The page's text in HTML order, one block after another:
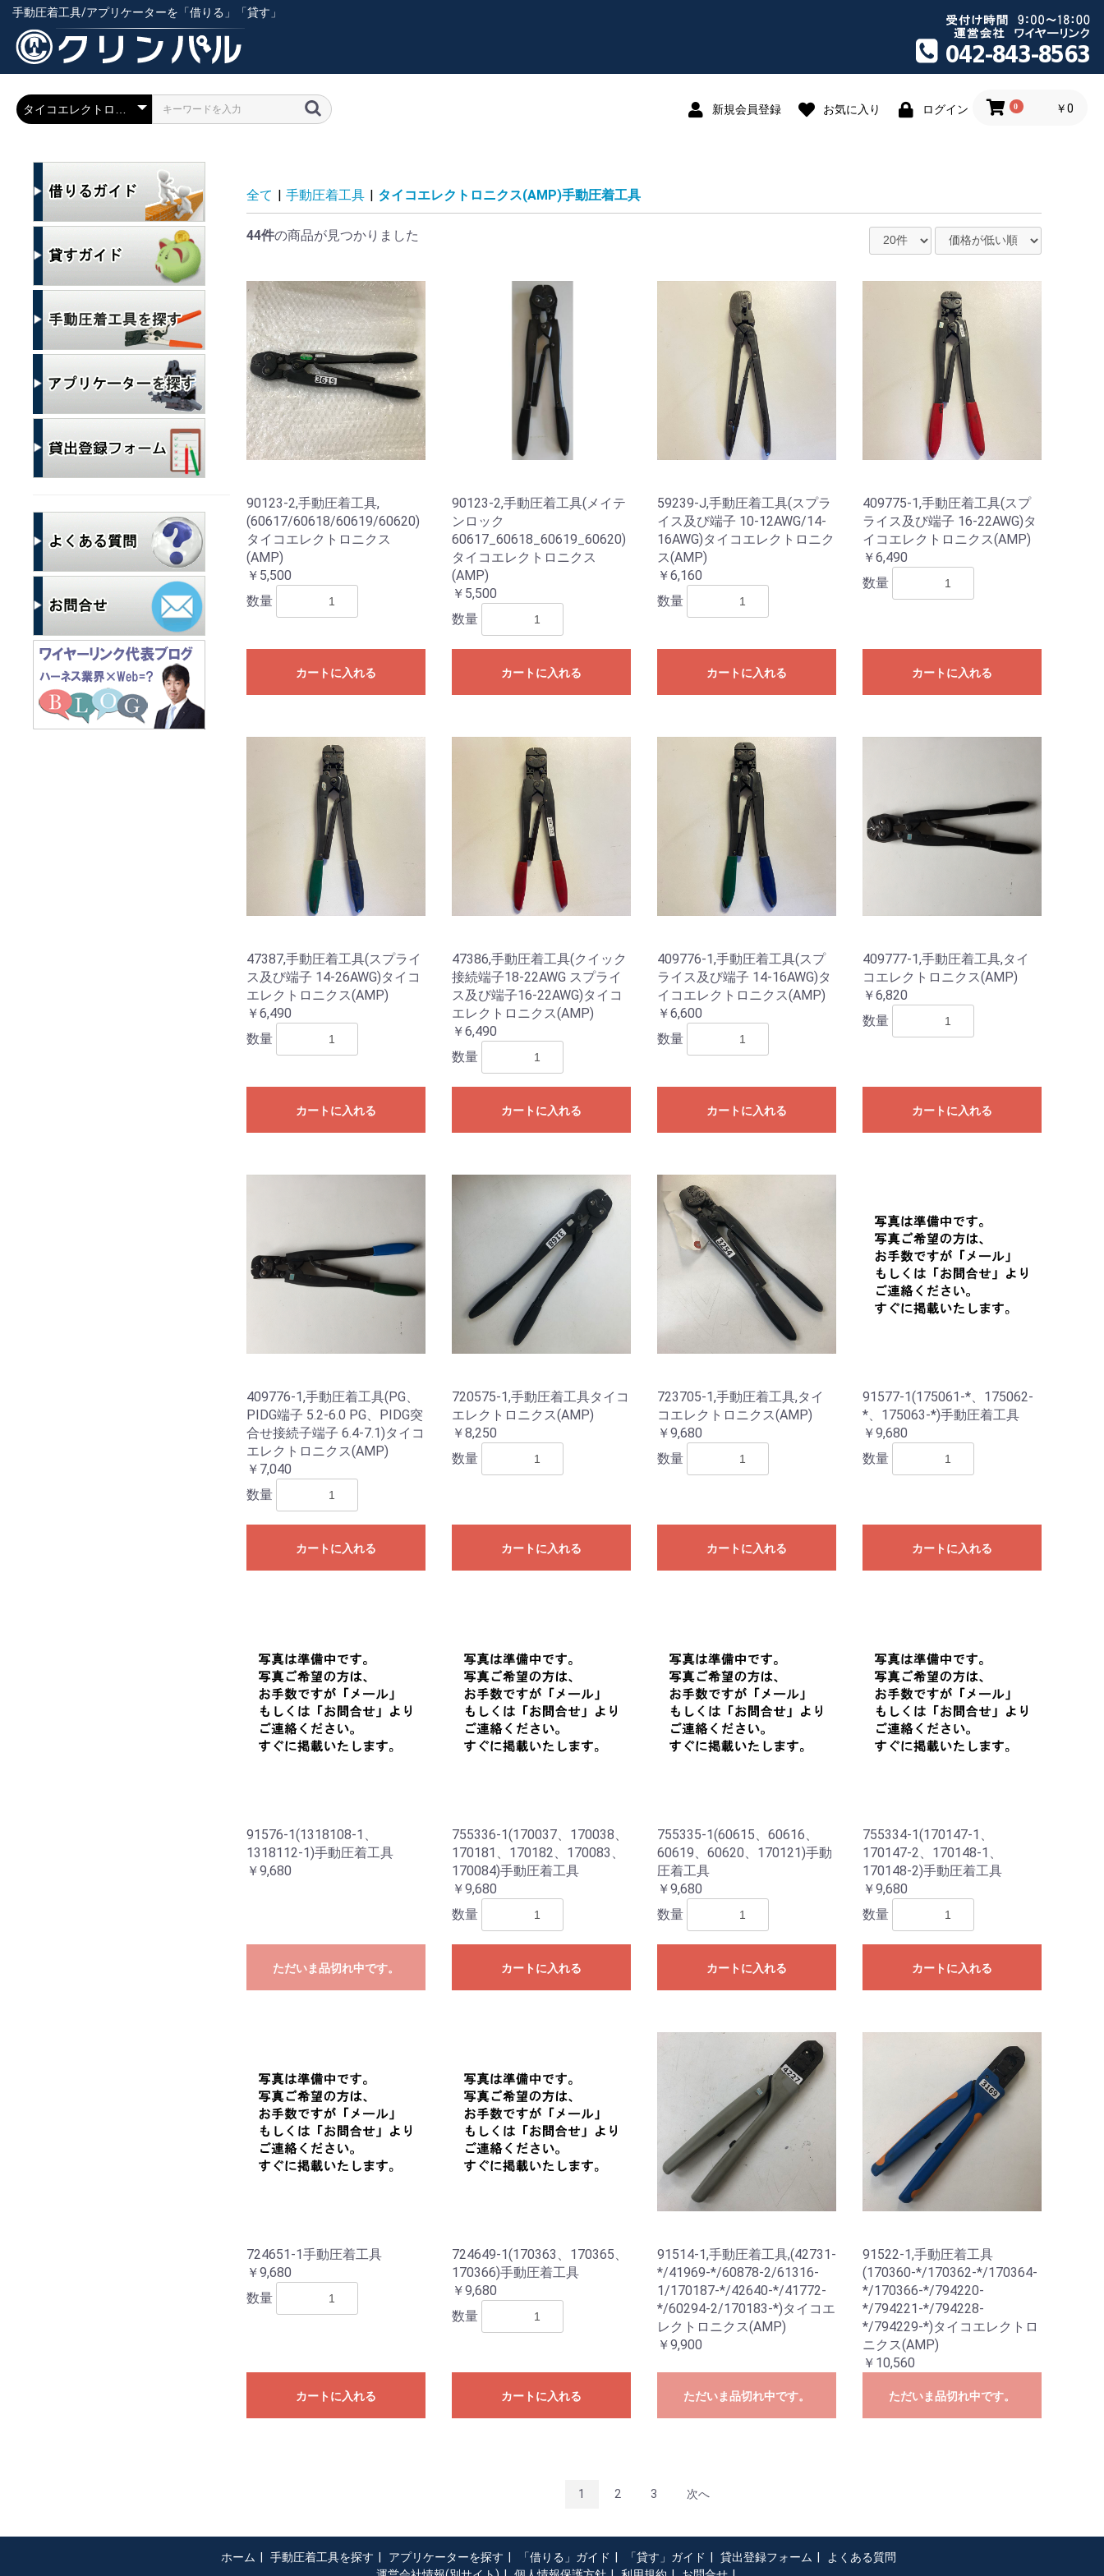
手動圧着工具/アプリケーターを「借りる」「貸す」
新規会員登録 お気に入り ログイン 0 ￥0
全て | 手動圧着工具 | タイコエレクトロニクス(AMP)手動圧着工具
44件の商品が見つかりました
90123-2,手動圧着工具,
(60617/60618/60619/60620)
タイコエレクトロニクス
(AMP)
￥5,500
数量
カートに入れる
90123-2,手動圧着工具(メイテ
ンロック
60617_60618_60619_60620)
タイコエレクトロニクス
(AMP)
￥5,500
数量
カートに入れる
59239-J,手動圧着工具(スプラ
イス及び端子 10-12AWG/14-
16AWG)タイコエレクトロニク
ス(AMP)
￥6,160
数量
カートに入れる
409775-1,手動圧着工具(スプ
ライス及び端子 16-22AWG)タ
イコエレクトロニクス(AMP)
￥6,490
数量
カートに入れる
47387,手動圧着工具(スプライ
ス及び端子 14-26AWG)タイコ
エレクトロニクス(AMP)
￥6,490
数量
カートに入れる
47386,手動圧着工具(クイック
接続端子18-22AWG スプライ
ス及び端子16-22AWG)タイコ
エレクトロニクス(AMP)
￥6,490
数量
カートに入れる
409776-1,手動圧着工具(スプ
ライス及び端子 14-16AWG)タ
イコエレクトロニクス(AMP)
￥6,600
数量
カートに入れる
409777-1,手動圧着工具,タイ
コエレクトロニクス(AMP)
￥6,820
数量
カートに入れる
409776-1,手動圧着工具(PG、
PIDG端子 5.2-6.0 PG、PIDG突
合せ接続子端子 6.4-7.1)タイコ
エレクトロニクス(AMP)
￥7,040
数量
カートに入れる
720575-1,手動圧着工具タイコ
エレクトロニクス(AMP)
￥8,250
数量
カートに入れる
723705-1,手動圧着工具,タイ
コエレクトロニクス(AMP)
￥9,680
数量
カートに入れる
91577-1(175061-*、175062-
*、175063-*)手動圧着工具
￥9,680
数量
カートに入れる
91576-1(1318108-1、
1318112-1)手動圧着工具
￥9,680
ただいま品切れ中です。
755336-1(170037、170038、
170181、170182、170083、
170084)手動圧着工具
￥9,680
数量
カートに入れる
755335-1(60615、60616、
60619、60620、170121)手動
圧着工具
￥9,680
数量
カートに入れる
755334-1(170147-1、
170147-2、170148-1、
170148-2)手動圧着工具
￥9,680
数量
カートに入れる
724651-1手動圧着工具
￥9,680
数量
カートに入れる
724649-1(170363、170365、
170366)手動圧着工具
￥9,680
数量
カートに入れる
91514-1,手動圧着工具,(42731-
*/41969-*/60878-2/61316-
1/170187-*/42640-*/41772-
*/60294-2/170183-*)タイコエ
レクトロニクス(AMP)
￥9,900
ただいま品切れ中です。
91522-1,手動圧着工具
(170360-*/170362-*/170364-
*/170366-*/794220-
*/794221-*/794228-
*/794229-*)タイコエレクトロ
ニクス(AMP)
￥10,560
ただいま品切れ中です。
お買い物を続ける
1 2 3 次へ
ホーム 手動圧着工具を探す アプリケーターを探す 「借りる」ガイド 「貸す」ガイド 貸出登録フォーム
よくある質問